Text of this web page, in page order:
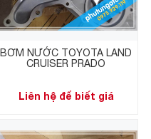
BƠM NƯỚC TOYOTA LAND
CRUISER PRADO
Liên hệ để biết giá